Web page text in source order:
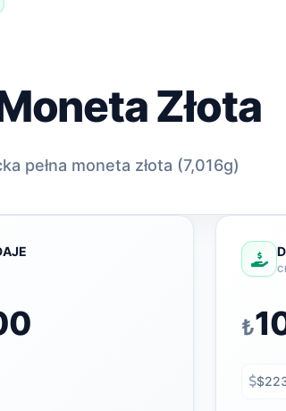
Złota
pełna moneta złota (7,016g)
₺